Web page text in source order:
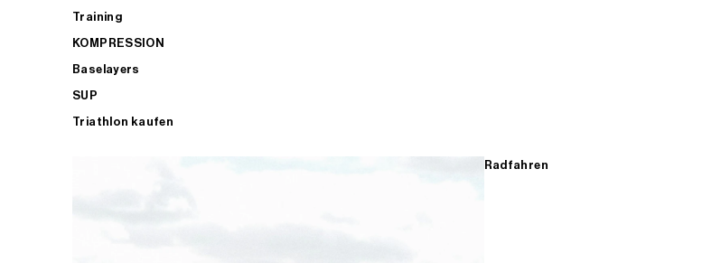
Training
KOMPRESSION
Baselayers
SUP
Triathlon kaufen
Radfahren